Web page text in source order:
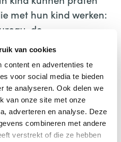
van cookies
content en advertenties te
voor social media te bieden
te analyseren. Ook delen we
van onze site met onze
adverteren en analyse. Deze
combineren met andere
verstrekt of die ze hebben
met hun kind werken:
de
vorm vrij
Kinderen die
Handboek voor
– Pact